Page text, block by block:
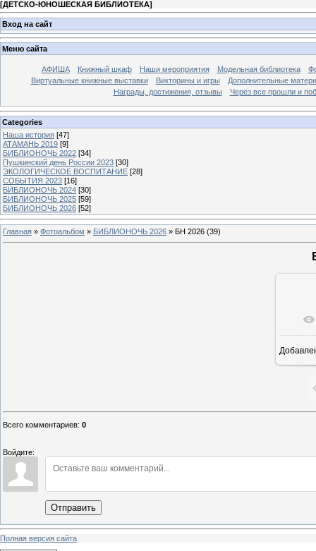
[ДЕТСКО-ЮНОШЕСКАЯ БИБЛИОТЕКА]
Вход на сайт
Меню сайта
АФИША Книжный шкаф Наши мероприятия Модельная библиотека
Виртуальные книжные выставки
Викторины и игры
Дополнительные
Награды, достижения, отзывы
Через все прошли и
Categories
Наша история [47]
АТАМАНЬ 2019 [9]
БИБЛИОНОЧЬ 2022 [34]
Пушкинский день России 2023 [30]
ЭКОЛОГИЧЕСКОЕ ВОСПИТАНИЕ [28]
СОБЫТИЯ 2023 [16]
БИБЛИОНОЧЬ 2024 [30]
БИБЛИОНОЧЬ 2025 [59]
БИБЛИОНОЧЬ 2026 [52]
Главная » Фотоальбом » БИБЛИОНОЧЬ 2026 » БН 2026 (39)
Всего комментариев: 0
Войдите:
Отправить
Полная версия сайта